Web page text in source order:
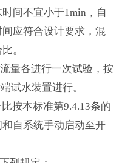
间不宜小于1min，自
应符合设计要求，混
。
量各进行一次试验，按
试水装置进行。
按本标准第9.4.13条的
自系统手动启动至开